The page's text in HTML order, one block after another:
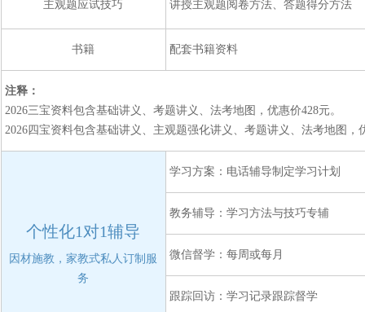
主观题应试技巧 讲授主观题阅卷方法、答题得分方法
书籍 配套书籍资料
注释：
2026三宝资料包含基础讲义、考题讲义、法考地图，优惠价428元。
2026四宝资料包含基础讲义、主观题强化讲义、考题讲义、法考地图，
个性化1对1辅导
因材施教，家教式私人订制服
务
学习方案：电话辅导制定学习计划
教务辅导：学习方法与技巧专辅
微信督学：每周或每月
跟踪回访：学习记录跟踪督学